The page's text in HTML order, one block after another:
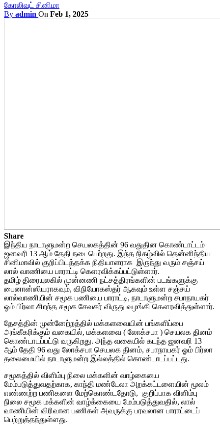
கோலிவுட் சினிமா
By admin On Feb 1, 2025
Share
இந்திய நாடாளுமன்ற செயலகத்தின் 96 வதுதின கொண்டாட்டம்
ஜனவரி 13 ஆம் தேதி நடைபெற்றது. இந்த நிகழ்வில் தென்னிந்திய
சினிமாவில் குறிப்பிடத்தக்க நிதியாளராக இருந்து வரும் சஞ்சய்
லால் வாணியை பாராட்டி கெளரவிக்கப்பட்டுள்ளார்.
தமிழ் திரையுலகில் முன்னணி நட்சத்திரங்களின் படங்களுக்கு
பைனான்ஸியராகவும், விநியோகஸ்தர் ஆகவும் உள்ள சஞ்சய்
லால்வாணியின் சமூக பணியை பாராட்டி, நாடாளுமன்ற சபாநாயகர்
ஓம் பிர்லா சிறந்த சமூக சேவகர் விருது வழங்கி கௌரவித்துள்ளார்.
தேசத்தின் முன்னேற்றத்தில் மக்களவையின் பங்களிப்பை
அங்கீகரிக்கும் வகையில், மக்களவை ( லோக்சபா ) செயலக தினம்
கொண்டாடப்பட்டு வருகிறது. அந்த வகையில் கடந்த ஜனவரி 13
ஆம் தேதி 96 வது லோக்சபா செயலக தினம், சபாநாயகர் ஓம் பிர்லா
தலைமையில் நாடாளுமன்ற இல்லத்தில் கொண்டாடப்பட்டது.
சமூகத்தில் விளிம்பு நிலை மக்களின் வாழ்கையை
மேம்படுத்துவதற்காக, காந்தி மண்டேலா அறக்கட்டளையின் மூலம்
எண்ணற்ற பணிகளை மேற்கொண்டதோடு, குறிப்பாக விளிம்பு
நிலை சமூக மக்களின் வாழ்க்கையை மேம்படுத்துவதில், லால்
வாணியின் விரிவான பணிகள் அவருக்கு பரவலான பாராட்டைப்
பெற்றுத்தந்துள்ளது.